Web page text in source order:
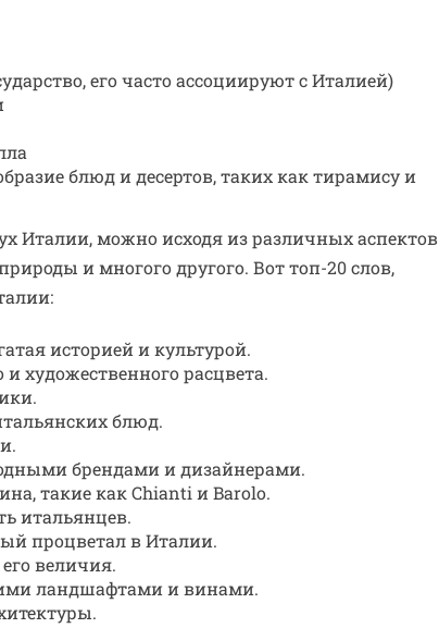
его часто ассоциируют с Италией)
блюд и десертов, таких как тирамису и
Италии, можно исходя из различных аспектов
и многого другого. Вот топ-20 слов,
историей и культурой.
художественного расцвета.
блюд.
брендами и дизайнерами.
такие как Chianti и Barolo.
итальянцев.
процветал в Италии.
величия.
ландшафтами и винами.